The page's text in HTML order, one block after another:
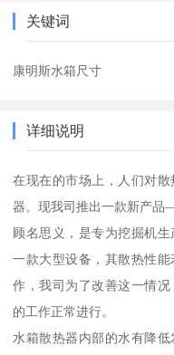
关键词
康明斯水箱尺寸
详细说明
在现在的市场上，人们对
器。现我司推出一款新产品
顾名思义，是专为挖掘机
一款大型设备，其散热性
作，我司为了改善这一情
的工作正常进行。
水箱散热器内部的水有降